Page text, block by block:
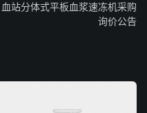
血站分体式平板血浆速冻机采购
询价公告